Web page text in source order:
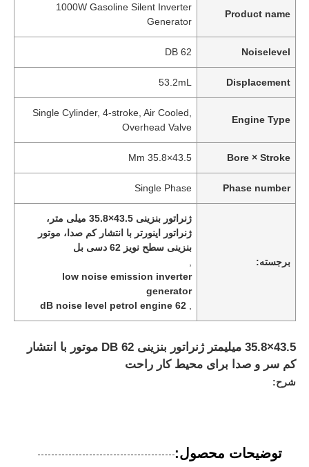
Product name
1000W Gasoline Silent Inverter
Generator
Noiselevel
62 DB
Displacement
53.2mL
Engine Type
Single Cylinder, 4-stroke, Air Cooled,
Overhead Valve
Bore × Stroke
43.5×35.8 Mm
Phase number
Single Phase
برجسته:
ژنراتور بنزینی 43.5×35.8 میلی متر،
ژنراتور اینورتر با انتشار کم صدا، موتور
بنزینی سطح نویز 62 دسی بل
low noise emission inverter
generator
,
62 dB noise level petrol engine
43.5×35.8 میلیمتر ژنراتور بنزینی 62 DB موتور با انتشار
کم سر و صدا برای محیط کار راحت
شرح:
توضیحات محصول: